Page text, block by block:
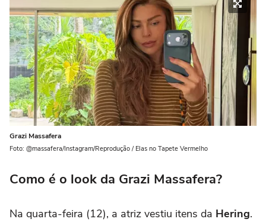
Grazi Massafera
Foto: @massafera/Instagram/Reprodução / Elas no Tapete Vermelho
Como é o look da Grazi Massafera?
Na quarta-feira (12), a atriz vestiu itens da Hering.